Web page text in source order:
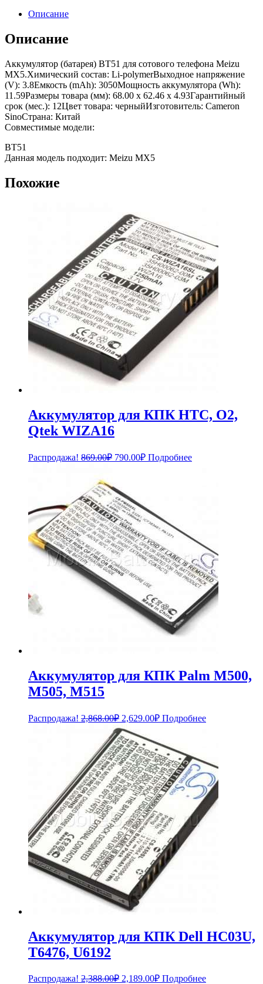
Описание
Описание
Аккумулятор (батарея) BT51 для сотового телефона Meizu
MX5.Химический состав: Li-polymerВыходное напряжение
(V): 3.8Емкость (mAh): 3050Мощность аккумулятора (Wh):
11.59Размеры товара (мм): 68.00 x 62.46 x 4.93Гарантийный
срок (мес.): 12Цвет товара: черныйИзготовитель: Cameron
SinoСтрана: Китай
Совместимые модели:
BT51
Данная модель подходит: Meizu MX5
Похожие
Аккумулятор для КПК HTC, O2,
Qtek WIZA16
Распродажа! 869.00₽ Первоначальная
869.00₽.
790.00₽Текущая
цена:
Подробнее
Аккумулятор для КПК Palm M500,
M505, M515
Распродажа! 2,868.00₽ Первоначальная
цена
составляла
2,868.00₽.
2,629.00₽Текущая
цена:
Подробнее
Аккумулятор для КПК Dell HC03U,
T6476, U6192
Распродажа! 2,388.00₽ Первоначальная
2,189.00₽Текущая
Подробнее